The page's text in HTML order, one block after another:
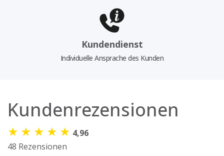
Kundendienst
Individuelle Ansprache des Kunden
Kundenrezensionen
★ ★ ★ ★ ★ 4,96
48 Rezensionen